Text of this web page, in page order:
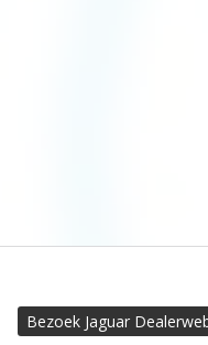
Bezoek Jaguar